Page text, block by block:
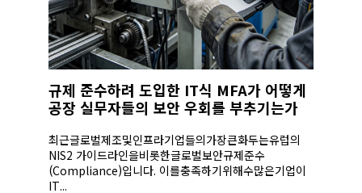
규제 준수하려 도입한 IT식 MFA가 어떻게
공장 실무자들의 보안 우회를 부추기는가
최근글로벌제조및인프라기업들의가장큰화두는유럽의
NIS2 가이드라인을비롯한글로벌보안규제준수
(Compliance)입니다. 이를충족하기위해수많은기업이
IT...